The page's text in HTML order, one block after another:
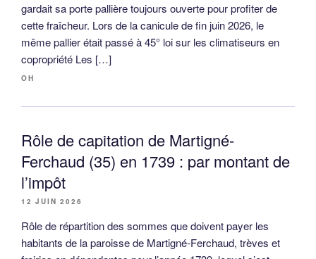
gardait sa porte pallière toujours ouverte pour profiter de
cette fraîcheur. Lors de la canicule de fin juin 2026, le
même pallier était passé à 45° loi sur les climatiseurs en
copropriété Les […]
OH
Rôle de capitation de Martigné-
Ferchaud (35) en 1739 : par montant de
l’impôt
12 JUIN 2026
Rôle de répartition des sommes que doivent payer les
habitants de la paroisse de Martigné-Ferchaud, trèves et